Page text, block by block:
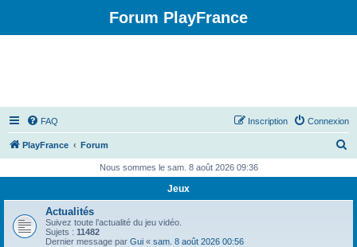
Forum PlayFrance
FAQ Connexion
Inscription
PlayFrance Forum
h
Nous sommes le sam. 8 août 2026 09:36
Jeux
Actualités
Suivez toute l’actualité du jeu vidéo.
Sujets : 11482
Dernier message par Gui « sam. 8 août 2026 00:56